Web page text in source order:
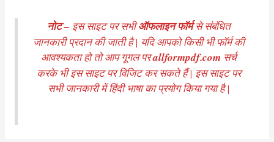
नोट – इस साइट पर सभीऑफलाइन फॉर्मसे संबंधित
जानकारी प्रदान की जाती है | यदि आपको किसी भी फॉर्म की
आवश्यकता हो तो आप गूगल परallformpdf.com सर्च
करके भी इस साइट पर विजिट कर सकते हैं | इस साइट पर
सभी जानकारी में हिंदी भाषा का प्रयोग किया गया है |